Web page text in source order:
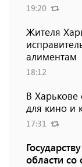
19:20
Жителя
алиментам
18:12
В Харькове
для кино и
17:31
области